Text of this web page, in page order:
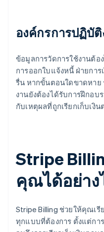
องค์กรการปฏิบั
ข้อมูลการวัดการใช้งานต้อ
การออกใบแจ้งหนี้ ฝ่ายกา
รื่น หากขั้นตอนใดขาดหาย
งานยังต้องได้รับการฝึกอบ
กับเหตุผลที่ถูกเรียกเก็บเงิ
Stripe
คุณได้อย่าง
Stripe Billing ช่วยให้คุณเ
ทุกแบบที่ต้องการ ตั้งแต่กา